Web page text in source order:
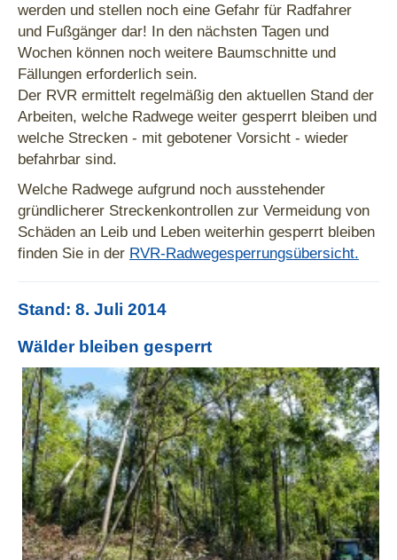
werden und stellen noch eine Gefahr für Radfahrer
und Fußgänger dar! In den nächsten Tagen und
Wochen können noch weitere Baumschnitte und
Fällungen erforderlich sein.
Der RVR ermittelt regelmäßig den aktuellen Stand der
Arbeiten, welche Radwege weiter gesperrt bleiben und
welche Strecken - mit gebotener Vorsicht - wieder
befahrbar sind.
Welche Radwege aufgrund noch ausstehender
gründlicherer Streckenkontrollen zur Vermeidung von
Schäden an Leib und Leben weiterhin gesperrt bleiben
finden Sie in der RVR-Radwegesperrungsübersicht.
Stand: 8. Juli 2014
Wälder bleiben gesperrt